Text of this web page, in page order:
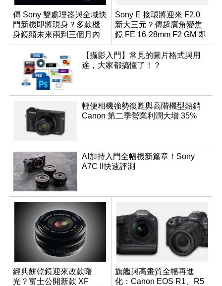
傳 Sony 雙處理器與全域快
門新機即將現身？多款機
身鏡頭未來兩到三個月內
有望登場
Sony E 接環將迎來 F2.0
新大三元？傳超廣角變焦
鏡 FE 16-28mm F2 GM 即
將問世
【攝影入門】常見的圖片格式與用
途，大家都搞懂了！？
輕便相機強勢復甦與高階機型熱銷
Canon 第二季營業利潤大增 35%
AI加持入門全幅機新篇章！Sony
A7C II快速評測
經典餅乾鏡迎來改款曙
光？富士公開新款 XF
旗艦與高畫質全幅再進
化：Canon EOS R1、R5